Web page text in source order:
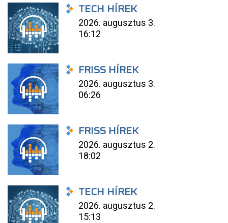
TECH HÍREK
2026. augusztus 3.
16:12
FRISS HÍREK
2026. augusztus 3.
06:26
FRISS HÍREK
2026. augusztus 2.
18:02
TECH HÍREK
2026. augusztus 2.
15:13